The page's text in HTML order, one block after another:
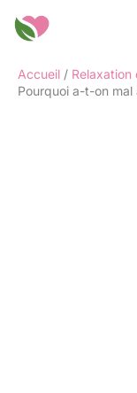
Accueil
Pourquoi a-t-on mal